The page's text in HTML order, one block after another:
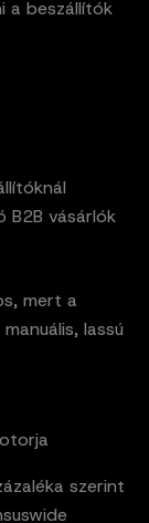
a beszállítók
B2B vásárlók
mert a
lassú
szerint